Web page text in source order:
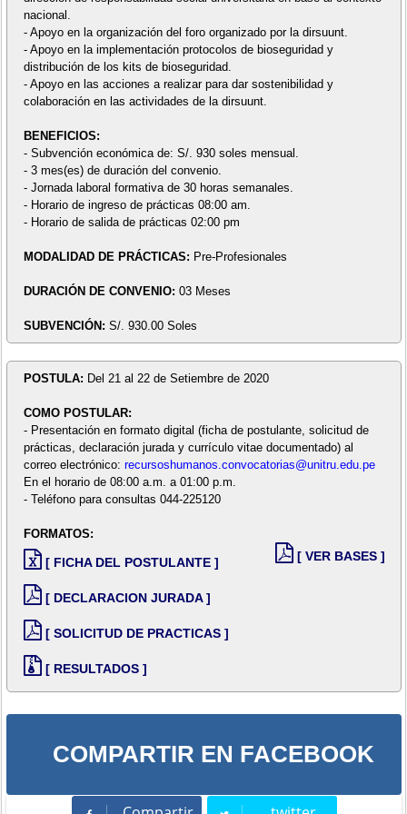
nacional.
- Apoyo en la organización del foro organizado por la dirsuunt.
- Apoyo en la implementación protocolos de bioseguridad y
distribución de los kits de bioseguridad.
- Apoyo en las acciones a realizar para dar sostenibilidad y
colaboración en las actividades de la dirsuunt.
BENEFICIOS:
- Subvención económica de: S/. 930 soles mensual.
- 3 mes(es) de duración del convenio.
- Jornada laboral formativa de 30 horas semanales.
- Horario de ingreso de prácticas 08:00 am.
- Horario de salida de prácticas 02:00 pm
MODALIDAD DE PRÁCTICAS: Pre-Profesionales
DURACIÓN DE CONVENIO: 03 Meses
SUBVENCIÓN: S/. 930.00 Soles
POSTULA: Del 21 al 22 de Setiembre de 2020
COMO POSTULAR:
- Presentación en formato digital (ficha de postulante, solicitud de
prácticas, declaración jurada y currículo vitae documentado) al
correo electrónico: recursoshumanos.convocatorias@unitru.edu.pe
En el horario de 08:00 a.m. a 01:00 p.m.
- Teléfono para consultas 044-225120
FORMATOS:
[ FICHA DEL POSTULANTE ]
[ DECLARACION JURADA ]
[ SOLICITUD DE PRACTICAS ]
[ RESULTADOS ]
[ VER BASES ]
COMPARTIR EN FACEBOOK